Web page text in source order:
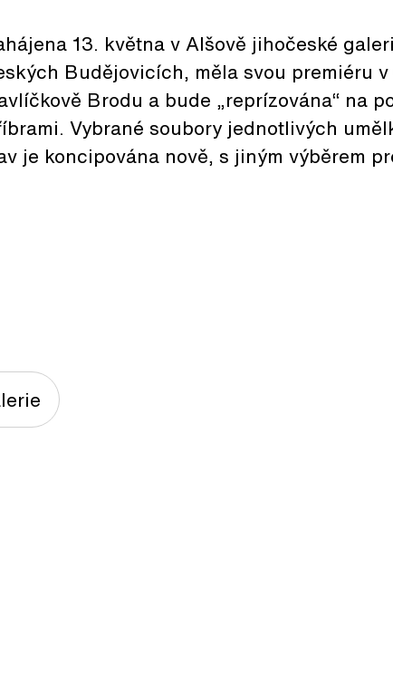
13. května v Alšově jihočeské
Budějovicích, měla svou premiéru
Brodu a bude „reprízována“ na
Vybrané soubory jednotlivých
je koncipována nově, s jiným výběrem